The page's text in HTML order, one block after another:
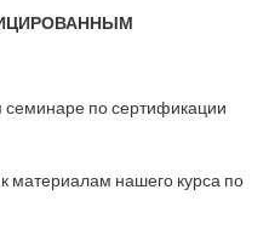
семинаре по сертификации
к материалам нашего курса по